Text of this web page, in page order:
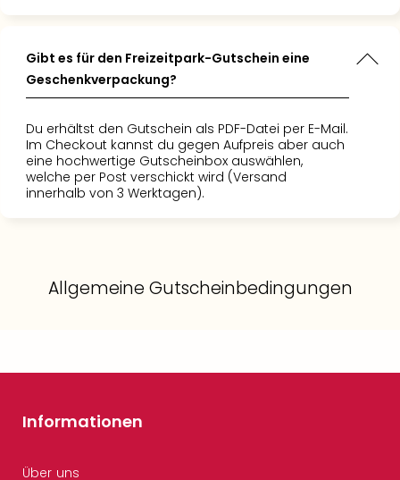
Gibt es für den Freizeitpark-Gutschein eine
Geschenkverpackung?
Du erhältst den Gutschein als PDF-Datei per E-Mail.
Im Checkout kannst du gegen Aufpreis aber auch
eine hochwertige Gutscheinbox auswählen,
welche per Post verschickt wird (Versand
innerhalb von 3 Werktagen).
Allgemeine Gutscheinbedingungen
Informationen
Über uns